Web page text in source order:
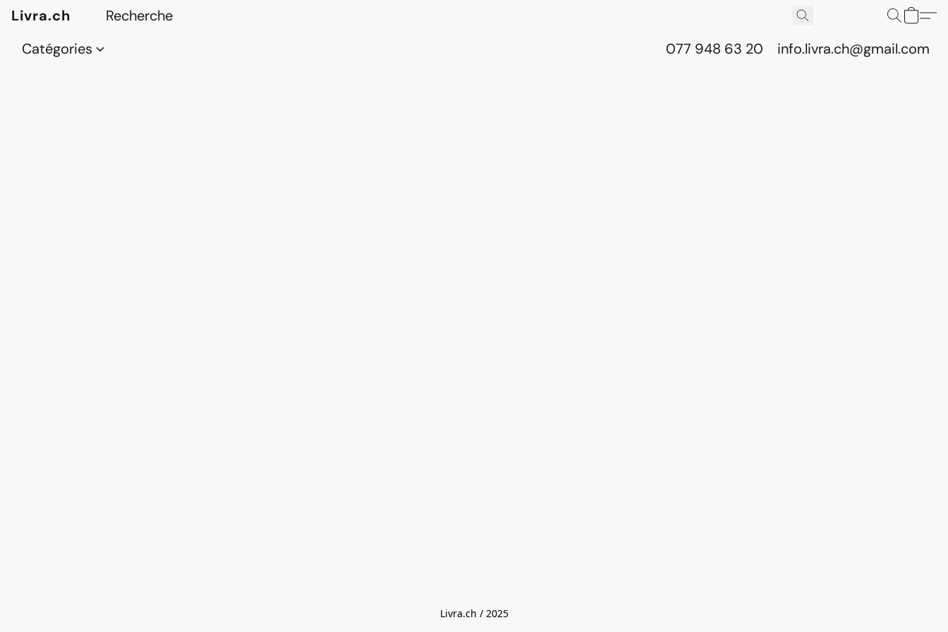
Livra.ch
Catégories
077 948 63 20 info.livra.ch@gmail.com
Livra.ch / 2025